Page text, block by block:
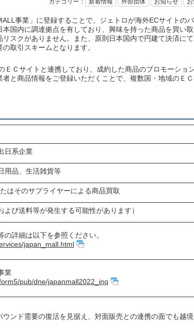
カテゴリー： 新着情報 外部団体 お知らせ
事業」に登録することで、ジェトロが海外ECサイトの
国内に調達拠点を有しており、興味を持った商品を買い
スクがありません。また、原則日本国内で円建て決済にて
取引スキームとなります。
Ｃサイトと連携しており、成約した商品のプロモーショ
と商品情報をご登録いただくことで、複数国・地域のＥ
日系企業
用品、生活雑貨等
はそのサプライヤーによる商品買取
よび送料等が発生する可能性があります）
詳細は以下を参照ください。
japan_mall.html
業
pub/dne/japanmall2022_inq
ンド需要の復活を見据え、対面販売との連携の面でも越